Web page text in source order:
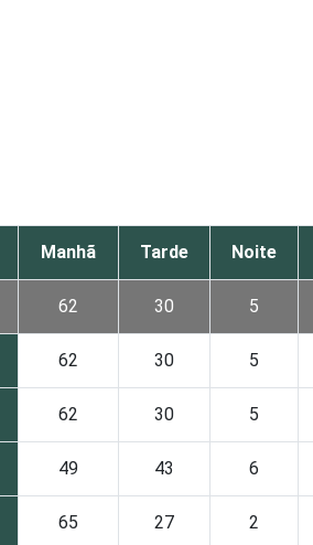
Manhã Tarde Noite
62 30 5
62 30 5
62 30 5
49 43 6
65 27 2